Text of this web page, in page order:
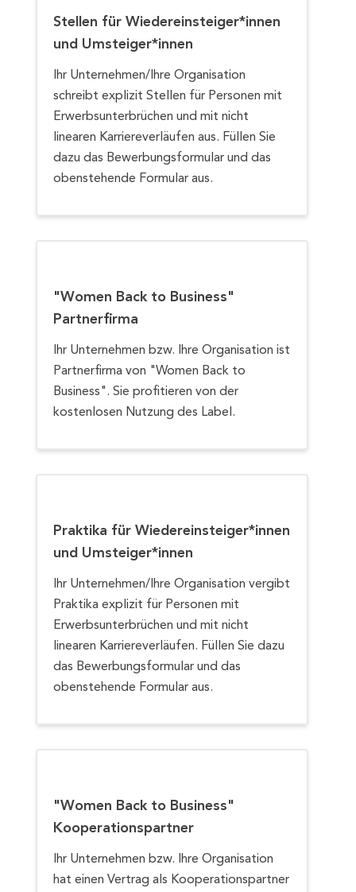
Stellen für Wiedereinsteiger*innen
und Umsteiger*innen
Ihr Unternehmen/Ihre Organisation
schreibt explizit Stellen für Personen mit
Erwerbsunterbrüchen und mit nicht
linearen Karriereverläufen aus. Füllen Sie
dazu das Bewerbungsformular und das
obenstehende Formular aus.
"Women Back to Business"
Partnerfirma
Ihr Unternehmen bzw. Ihre Organisation ist
Partnerfirma von "Women Back to
Business". Sie profitieren von der
kostenlosen Nutzung des Label.
Praktika für Wiedereinsteiger*innen
und Umsteiger*innen
Ihr Unternehmen/Ihre Organisation vergibt
Praktika explizit für Personen mit
Erwerbsunterbrüchen und mit nicht
linearen Karriereverläufen. Füllen Sie dazu
das Bewerbungsformular und das
obenstehende Formular aus.
"Women Back to Business"
Kooperationspartner
Ihr Unternehmen bzw. Ihre Organisation
hat einen Vertrag als Kooperationspartner